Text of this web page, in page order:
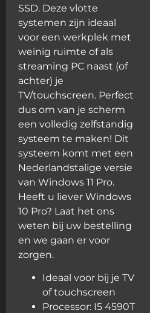
SSD. Deze vlotte
systemen zijn ideaal
voor een werkplek met
weinig ruimte of als
streaming PC naast (of
achter) je
TV/touchscreen. Perfect
dus om van je scherm
een volledig zelfstandig
systeem te maken! Dit
systeem komt met een
Nederlandstalige versie
van Windows 11 Pro.
Heeft u liever Windows
10 Pro? Laat het ons
weten bij uw bestelling
en we gaan er voor
zorgen.
Ideaal voor bij je TV
of touchscreen
Processor: I5 4590T